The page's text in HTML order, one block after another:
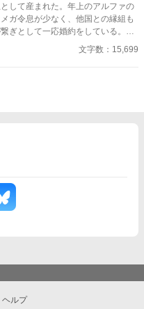
して産まれた。年上のアルファの
ガ令息が少なく、他国との縁組も
ぎとして一応婚約をしている。王
り、初恋の人ではあるけれど、契
れた時には解消されるものと考え
文字数：15,699
ヘルプ